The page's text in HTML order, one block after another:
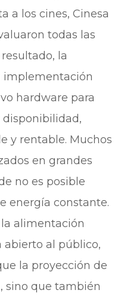
a los cines, Cinesa
todas las
la
implementación
hardware para
disponibilidad,
y rentable. Muchos
en grandes
no es posible
energía constante.
alimentación
abierto al público,
la proyección de
sino que también